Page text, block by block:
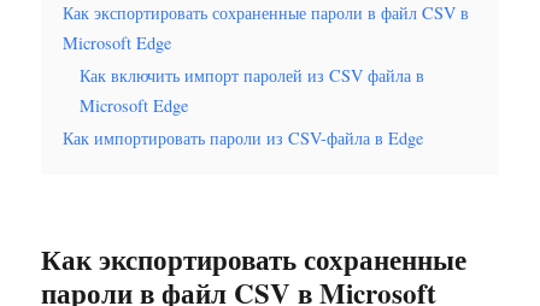
Как экспортировать сохраненные пароли в файл CSV в
Microsoft Edge
Как включить импорт паролей из CSV файла в
Microsoft Edge
Как импортировать пароли из CSV-файла в Edge
Как экспортировать сохраненные
пароли в файл CSV в Microsoft